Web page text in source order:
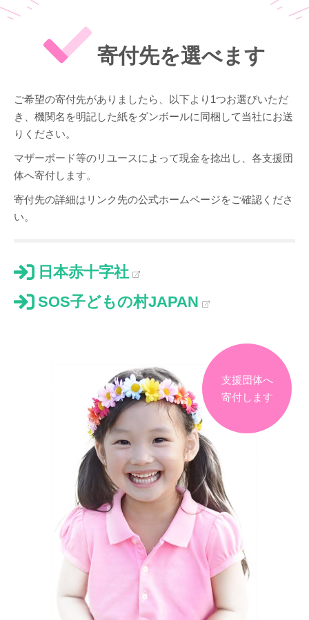
寄付先を選べます
ご希望の寄付先がありましたら、以下より1つお選びいただ
き、機関名を明記した紙をダンボールに同梱して当社にお送
りください。
マザーボード等のリユースによって現金を捻出し、各支援団
体へ寄付します。
寄付先の詳細はリンク先の公式ホームページをご確認くださ
い。
日本赤十字社
SOS子どもの村JAPAN
支援団体へ
寄付します